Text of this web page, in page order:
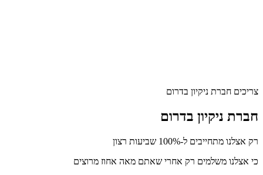
צריכים חברת ניקיון בדרום
חברת ניקיון בדרום
רק אצלנו מתחייבים ל-100% שביעות רצון
כי אצלנו משלמים רק אחרי שאתם מאה אחוז מרוצים